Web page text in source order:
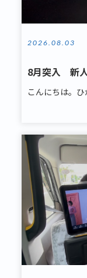
2026.08.03
8月突入 新
こんにちは。